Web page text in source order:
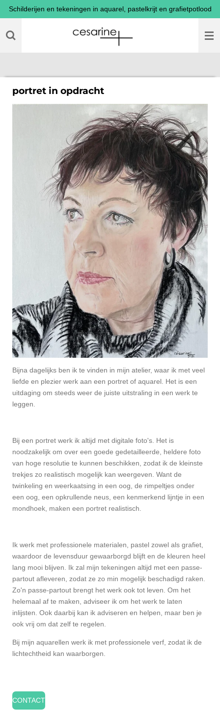
Ga
naar
hoofdinhoud
Schilderijen en tekeningen in aquarel, pastelkrijt en grafietpotlood
portret in opdracht
Bijna dagelijks ben ik te vinden in mijn atelier, waar ik met veel
liefde en plezier werk aan een portret of aquarel. Het is een
uitdaging om steeds weer de juiste uitstraling in een werk te
leggen.
Bij een portret werk ik altijd met digitale foto's. Het is
noodzakelijk om over een goede gedetailleerde, heldere foto
van hoge resolutie te kunnen beschikken, zodat ik de kleinste
trekjes zo realistisch mogelijk kan weergeven. Want de
twinkeling en weerkaatsing in een oog, de rimpeltjes onder
een oog, een opkrullende neus, een kenmerkend lijntje in een
mondhoek, maken een portret realistisch.
Ik werk met professionele materialen, pastel zowel als grafiet,
waardoor de levensduur gewaarborgd blijft en de kleuren heel
lang mooi blijven. Ik zal mijn tekeningen altijd met een passe-
partout afleveren, zodat ze zo min mogelijk beschadigd raken.
Zo'n passe-partout brengt het werk ook tot leven. Om het
helemaal af te maken, adviseer ik om het werk te laten
inlijsten. Ook daarbij kan ik adviseren en helpen, maar ben je
ook vrij om dat zelf te regelen.
Bij mijn aquarellen werk ik met professionele verf, zodat ik de
lichtechtheid kan waarborgen.
CONTACT